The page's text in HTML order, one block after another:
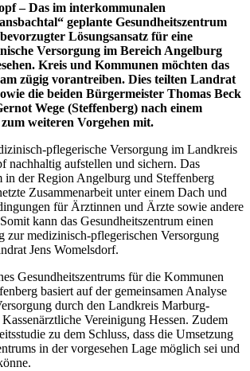
– Das im interkommunalen
geplante Gesundheitszentrum
Lösungsansatz für eine
Versorgung im Bereich Angelburg
Kreis und Kommunen möchten das
zügig vorantreiben. Dies teilten Landrat
die beiden Bürgermeister Thomas Beck
Wege (Steffenberg) nach einem
weiteren Vorgehen mit.
pflegerische Versorgung im Landkreis
nachhaltig aufstellen und sichern. Das
in der Region Angelburg und Steffenberg
Zusammenarbeit unter einem Dach und
für Ärztinnen und Ärzte sowie andere
kann das Gesundheitszentrum einen
zur medizinisch-pflegerischen Versorgung
Jens Womelsdorf.
Gesundheitszentrums für die Kommunen
basiert auf der gemeinsamen Analyse
durch den Landkreis Marburg-
Vereinigung Hessen. Zudem
zu dem Schluss, dass die Umsetzung
in der vorgesehen Lage möglich sei und